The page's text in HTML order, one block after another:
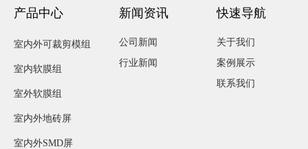
产品中心
室内外可裁剪模组
室内软膜组
室外软膜组
室内外地砖屏
室内外SMD屏
公司新闻
行业新闻
新闻资讯 快速导航
关于我们
案例展示
联系我们